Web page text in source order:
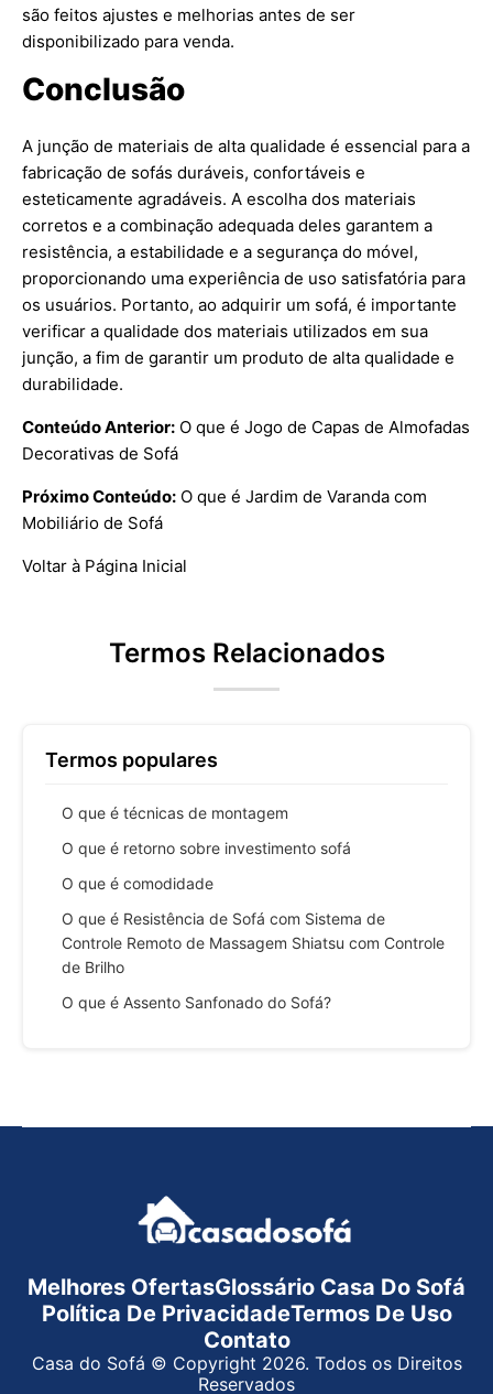
são feitos ajustes e melhorias antes de ser
disponibilizado para venda.
Conclusão
A junção de materiais de alta qualidade é essencial para a
fabricação de sofás duráveis, confortáveis e
esteticamente agradáveis. A escolha dos materiais
corretos e a combinação adequada deles garantem a
resistência, a estabilidade e a segurança do móvel,
proporcionando uma experiência de uso satisfatória para
os usuários. Portanto, ao adquirir um sofá, é importante
verificar a qualidade dos materiais utilizados em sua
junção, a fim de garantir um produto de alta qualidade e
durabilidade.
Conteúdo Anterior: O que é Jogo de Capas de Almofadas
Decorativas de Sofá
Próximo Conteúdo: O que é Jardim de Varanda com
Mobiliário de Sofá
Voltar à Página Inicial
Termos Relacionados
Termos populares
O que é técnicas de montagem
O que é retorno sobre investimento sofá
O que é comodidade
O que é Resistência de Sofá com Sistema de
Controle Remoto de Massagem Shiatsu com Controle
de Brilho
O que é Assento Sanfonado do Sofá?
Melhores OfertasGlossário Casa Do Sofá
Política De PrivacidadeTermos De Uso
Contato
Casa do Sofá © Copyright 2026. Todos os Direitos
Reservados